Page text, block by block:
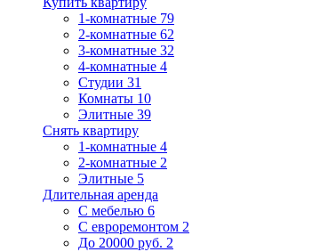
1-комнатные 79
2-комнатные 62
3-комнатные 32
4-комнатные 4
Студии 31
Комнаты 10
Элитные 39
Снять квартиру
1-комнатные 4
2-комнатные 2
Элитные 5
Длительная аренда
С мебелью 6
С евроремонтом 2
До 20000 руб. 2